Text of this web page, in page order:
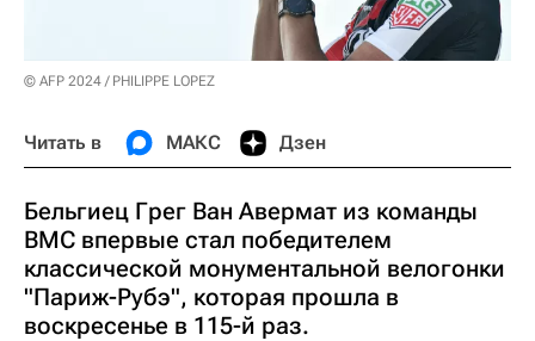
© AFP 2024 / PHILIPPE LOPEZ
Читать в МАКС Дзен
Бельгиец Грег Ван Авермат из команды
BMC впервые стал победителем
классической монументальной велогонки
"Париж-Рубэ", которая прошла в
воскресенье в 115-й раз.